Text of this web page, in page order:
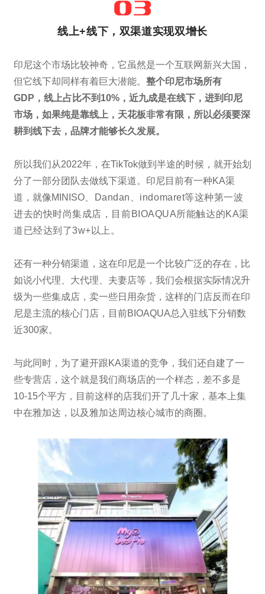
线上+线下，双渠道实现双增长
印尼这个市场比较神奇，它虽然是一个互联网新兴大国，
但它线下却同样有着巨大潜能。 整个印尼市场所有
GDP，线上占比不到10%，近九成是在线下，进到印尼
市场，如果纯是靠线上，天花板非常有限，所以必须要深
耕到线下去，品牌才能够长久发展。
所以我们从2022年，在TikTok做到半途的时候，就开始划
分了一部分团队去做线下渠道。印尼目前有一种KA渠
道，就像MINISO
Dandan、indomaret等这种第一波
进去的快时尚集成店，目前BIOAQUA所能触达的KA渠
道已经达到了3w+以上。
还有一种分销渠道，这在印尼是一个比较广泛的存在，比
如说小代理、大代理、夫妻店等，我们会根据实际情况升
级为一些集成店，卖一些日用杂货，这样的门店反而在印
尼是主流的核心门店，目前BIOAQUA总入驻线下分销数
近300家。
与此同时，为了避开跟KA渠道的竞争，我们还自建了一
些专营店，这个就是我们商场店的一个样态，差不多是
10-15个平方，目前这样的店我们开了几十家，基本上集
中在雅加达，以及雅加达周边核心城市的商圈。